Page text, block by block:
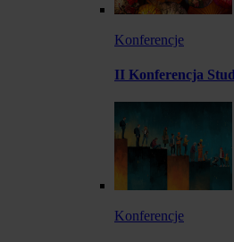
Konferencje
II Konferencja
Konferencje